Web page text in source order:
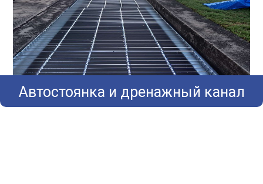
Автостоянка и дренажный канал